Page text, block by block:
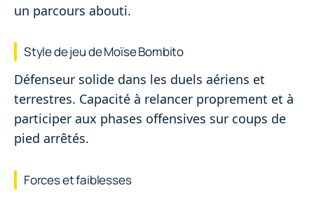
un parcours abouti.
Style de jeu de Moïse Bombito
Défenseur solide dans les duels aériens et
terrestres. Capacité à relancer proprement et à
participer aux phases offensives sur coups de
pied arrêtés.
Forces et faiblesses